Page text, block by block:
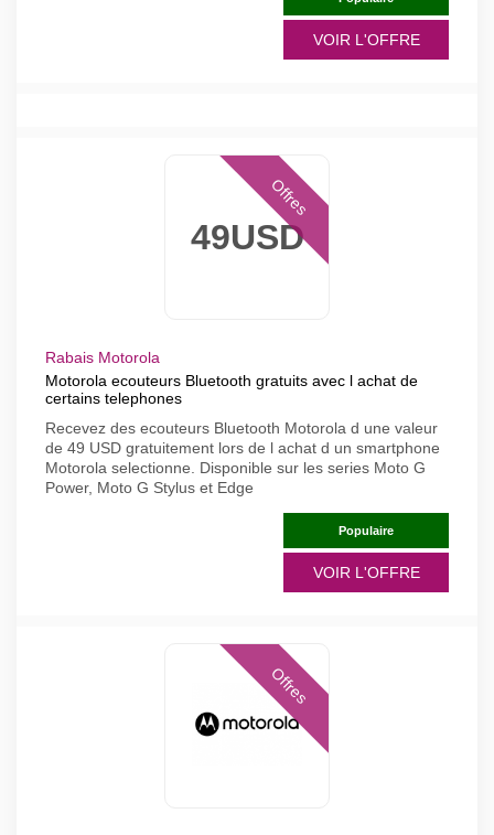
VOIR L'OFFRE
49USD
Offres
Rabais Motorola
Motorola ecouteurs Bluetooth gratuits avec l achat de
certains telephones
Recevez des ecouteurs Bluetooth Motorola d une valeur
de 49 USD gratuitement lors de l achat d un smartphone
Motorola selectionne. Disponible sur les series Moto G
Power, Moto G Stylus et Edge
Populaire
VOIR L'OFFRE
Offres